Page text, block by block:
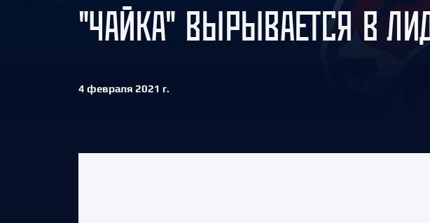
"ЧАЙКА" ВЫРЫВАЕТСЯ В
4 февраля 2021 г.